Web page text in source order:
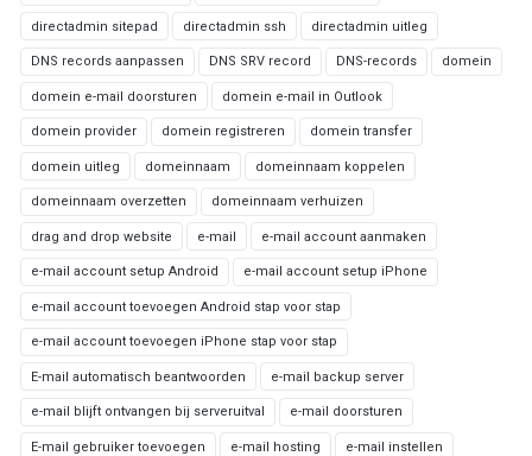
directadmin sitepad directadmin ssh directadmin uitleg
DNS records aanpassen DNS SRV record DNS-records domein
domein e-mail doorsturen domein e-mail in Outlook
domein provider domein registreren domein transfer
domein uitleg domeinnaam domeinnaam koppelen
domeinnaam overzetten domeinnaam verhuizen
drag and drop website e-mail e-mail account aanmaken
e-mail account setup Android e-mail account setup iPhone
e-mail account toevoegen Android stap voor stap
e-mail account toevoegen iPhone stap voor stap
E-mail automatisch beantwoorden e-mail backup server
e-mail blijft ontvangen bij serveruitval e-mail doorsturen
E-mail gebruiker toevoegen e-mail hosting e-mail instellen